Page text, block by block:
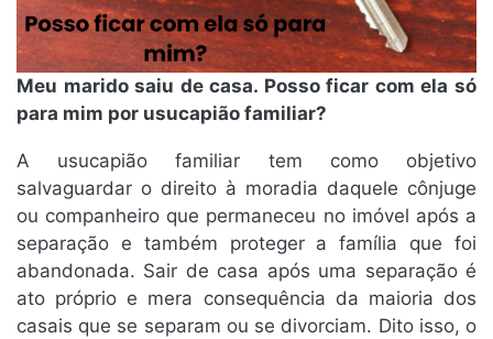
Meu marido saiu de casa. Posso ficar com ela só
para mim por usucapião familiar?
A usucapião familiar tem como objetivo
salvaguardar o direito à moradia daquele cônjuge
ou companheiro que permaneceu no imóvel após a
separação e também proteger a família que foi
abandonada. Sair de casa após uma separação é
ato próprio e mera consequência da maioria dos
casais que se separam ou se divorciam. Dito isso, o